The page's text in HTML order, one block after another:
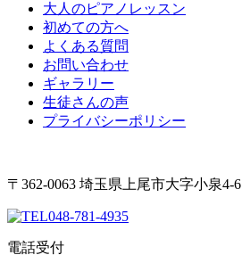
大人のピアノレッスン
初めての方へ
よくある質問
お問い合わせ
ギャラリー
生徒さんの声
プライバシーポリシー
〒362-0063 埼玉県上尾市大字小泉4-6
048-781-4935
電話受付